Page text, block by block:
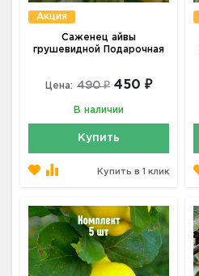
Акция
Саженец айвы
грушевидной Подарочная
Цена: 490 ₽ 450 ₽
В наличии
Купить
Купить в 1 клик